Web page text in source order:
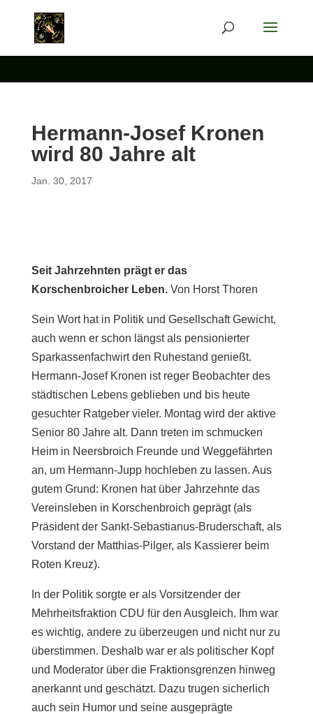
Hermann-Josef Kronen
wird 80 Jahre alt
Jan. 30, 2017
Seit Jahrzehnten prägt er das
Korschenbroicher Leben. Von Horst Thoren
Sein Wort hat in Politik und Gesellschaft Gewicht,
auch wenn er schon längst als pensionierter
Sparkassenfachwirt den Ruhestand genießt.
Hermann-Josef Kronen ist reger Beobachter des
städtischen Lebens geblieben und bis heute
gesuchter Ratgeber vieler. Montag wird der aktive
Senior 80 Jahre alt. Dann treten im schmucken
Heim in Neersbroich Freunde und Weggefährten
an, um Hermann-Jupp hochleben zu lassen. Aus
gutem Grund: Kronen hat über Jahrzehnte das
Vereinsleben in Korschenbroich geprägt (als
Präsident der Sankt-Sebastianus-Bruderschaft, als
Vorstand der Matthias-Pilger, als Kassierer beim
Roten Kreuz).
In der Politik sorgte er als Vorsitzender der
Mehrheitsfraktion CDU für den Ausgleich. Ihm war
es wichtig, andere zu überzeugen und nicht nur zu
überstimmen. Deshalb war er als politischer Kopf
und Moderator über die Fraktionsgrenzen hinweg
anerkannt und geschätzt. Dazu trugen sicherlich
auch sein Humor und seine ausgeprägte